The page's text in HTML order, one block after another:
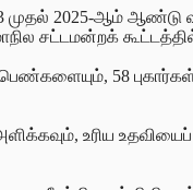
முதல் 2025-ஆம் ஆண்டு
சட்டமன்றக்
58
உரிய